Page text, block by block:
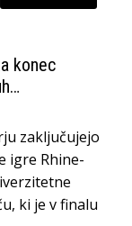
konec
zaključujejo
igre Rhine-
ki je v finalu